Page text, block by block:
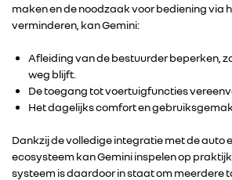
RENAULT GROUP
RENAULT
DACIA
maken en de noodzaak voor bediening via
verminderen, kan Gemini:
Afleiding van de bestuurder beperken,
weg blijft.
De toegang tot voertuigfuncties
Het dagelijks comfort en
Dankzij de volledige integratie met de auto
ecosysteem kan Gemini inspelen op
systeem is daardoor in staat om meerdere